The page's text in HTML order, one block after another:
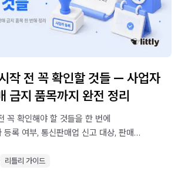
작 전 꼭 확인할 것들 — 사업자
금지 품목까지 완전 정리
꼭 확인해야 할 것들을 한 번에
등록 여부, 통신판매업 신고 대상, 판매
리틀리 가이드